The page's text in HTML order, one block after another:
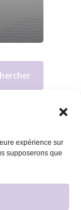
expérience sur
supposerons que